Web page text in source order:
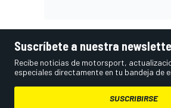
Suscríbete a nuestra
Recibe noticias de motorsport,
especiales directamente en tu bandeja de
SUSCRIBIRSE